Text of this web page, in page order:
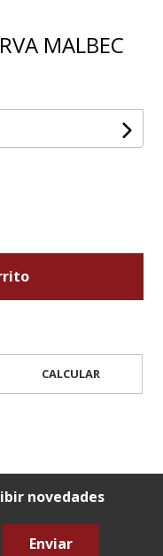
MALBEC
CALCULAR
novedades
Enviar